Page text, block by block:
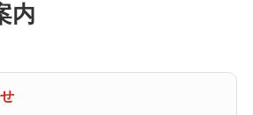
について
認方法について
」「購入明細に表示されない」にお答えしま
内